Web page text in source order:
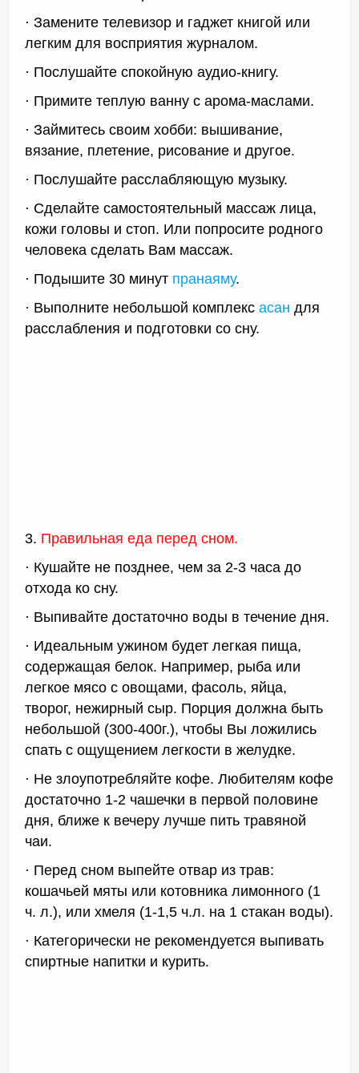
· Замените телевизор и гаджет книгой или
легким для восприятия журналом.
· Послушайте спокойную аудио-книгу.
· Примите теплую ванну с арома-маслами.
· Займитесь своим хобби: вышивание,
вязание, плетение, рисование и другое.
· Послушайте расслабляющую музыку.
· Сделайте самостоятельный массаж лица,
кожи головы и стоп. Или попросите родного
человека сделать Вам массаж.
· Подышите 30 минут пранаяму.
· Выполните небольшой комплекс асан для
расслабления и подготовки со сну.
3. Правильная еда перед сном.
· Кушайте не позднее, чем за 2-3 часа до
отхода ко сну.
· Выпивайте достаточно воды в течение дня.
· Идеальным ужином будет легкая пища,
содержащая белок. Например, рыба или
легкое мясо с овощами, фасоль, яйца,
творог, нежирный сыр. Порция должна быть
небольшой (300-400г.), чтобы Вы ложились
спать с ощущением легкости в желудке.
· Не злоупотребляйте кофе. Любителям кофе
достаточно 1-2 чашечки в первой половине
дня, ближе к вечеру лучше пить травяной
чаи.
· Перед сном выпейте отвар из трав:
кошачьей мяты или котовника лимонного (1
ч. л.), или хмеля (1-1,5 ч.л. на 1 стакан воды).
· Категорически не рекомендуется выпивать
спиртные напитки и курить.